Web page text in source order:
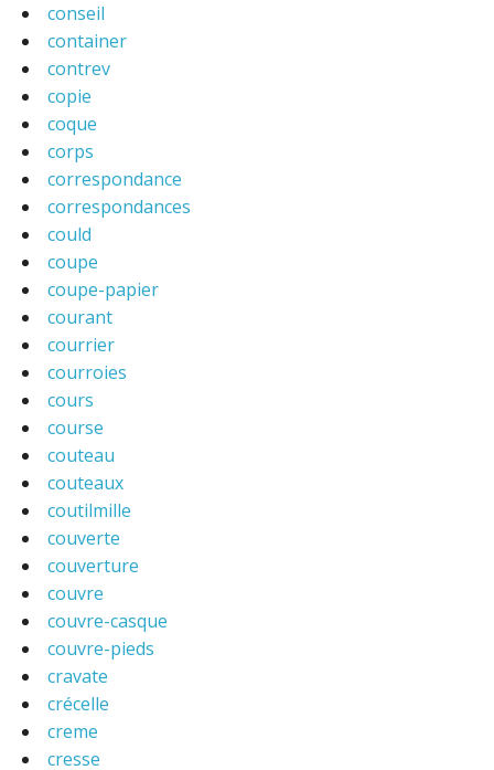
conseil
container
contrev
copie
coque
corps
correspondance
correspondances
could
coupe
coupe-papier
courant
courrier
courroies
cours
course
couteau
couteaux
coutilmille
couverte
couverture
couvre
couvre-casque
couvre-pieds
cravate
crécelle
creme
cresse